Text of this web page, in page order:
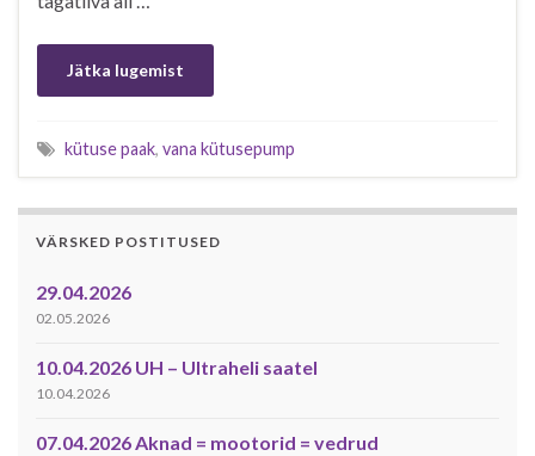
Jätka lugemist
kütuse paak, vana kütusepump
VÄRSKED POSTITUSED
29.04.2026
02.05.2026
10.04.2026 UH – Ultraheli saatel
10.04.2026
07.04.2026 Aknad = mootorid = vedrud